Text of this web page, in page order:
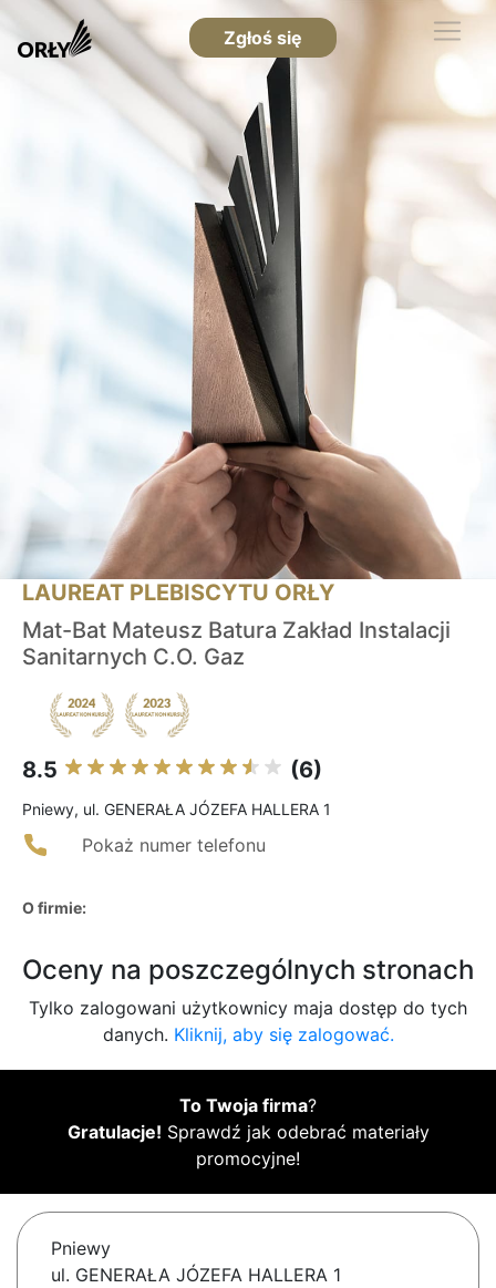
Zgłoś się
LAUREAT PLEBISCYTU ORŁY
Mat-Bat Mateusz Batura Zakład Instalacji
Sanitarnych C.O. Gaz
8.5 (6)
Pniewy, ul. GENERAŁA JÓZEFA HALLERA 1
Pokaż numer telefonu
O firmie:
Oceny na poszczególnych stronach
Tylko zalogowani użytkownicy maja dostęp do tych
danych. Kliknij, aby się zalogować.
To Twoja firma?
Gratulacje! Sprawdź jak odebrać materiały
promocyjne!
Pniewy
ul. GENERAŁA JÓZEFA HALLERA 1